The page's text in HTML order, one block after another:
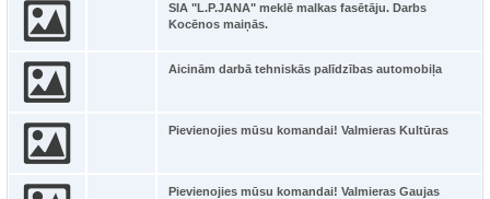
SIA "L.P.JANA" meklē malkas fasētāju. Darbs
Kocēnos maiņās.
Aicinām darbā tehniskās palīdzības automobiļa
Pievienojies mūsu komandai! Valmieras Kultūras
Pievienojies mūsu komandai! Valmieras Gaujas